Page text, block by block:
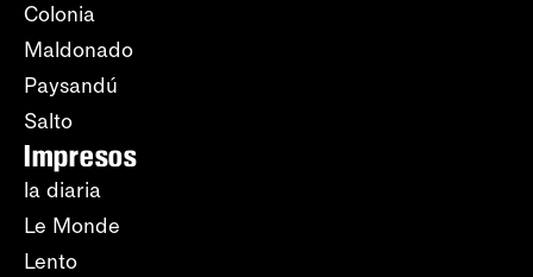
Colonia
Maldonado
Paysandú
Salto
Impresos
la diaria
Le Monde
Lento